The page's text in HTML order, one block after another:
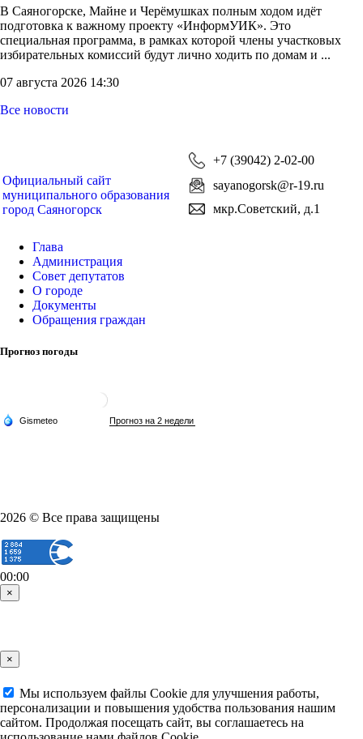
В Саяногорске, Майне и Черёмушках полным ходом идёт
подготовка к важному проекту «ИнформУИК». Это
специальная программа, в рамках которой члены участковых
избирательных комиссий будут лично ходить по домам и ...
07 августа 2026 14:30
Все новости
Официальный сайт
муниципального образования
город Саяногорск
+7 (39042) 2-02-00
sayanogorsk@r-19.ru
мкр.Советский, д.1
Глава
Администрация
Совет депутатов
О городе
Документы
Обращения граждан
Прогноз погоды
2026 © Все права защищены
00:00
×
×
Мы используем файлы Cookie для улучшения работы,
персонализации и повышения удобства пользования нашим
сайтом. Продолжая посещать сайт, вы соглашаетесь на